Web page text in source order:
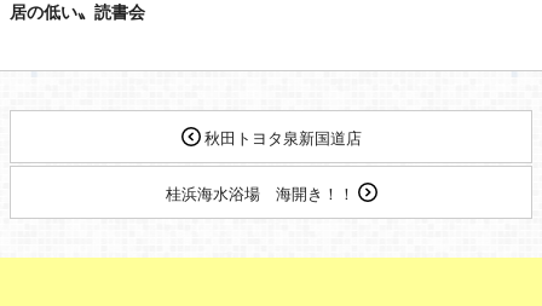
居の低い〟読書会
秋田トヨタ泉新国道店
桂浜海水浴場 海開き！！